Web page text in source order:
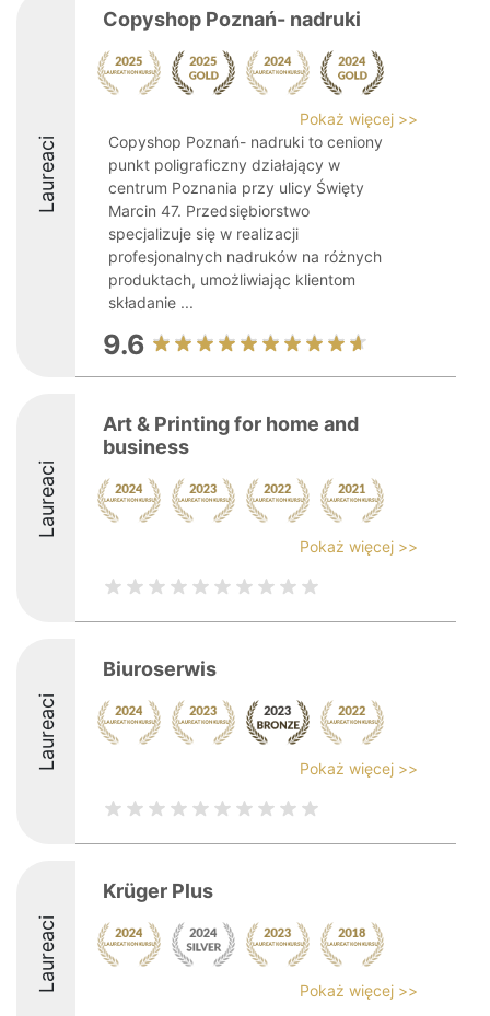
Laureaci
Copyshop Poznań- nadruki
Pokaż więcej >>
Copyshop Poznań- nadruki to ceniony
punkt poligraficzny działający w
centrum Poznania przy ulicy Święty
Marcin 47. Przedsiębiorstwo
specjalizuje się w realizacji
profesjonalnych nadruków na różnych
produktach, umożliwiając klientom
składanie ...
9.6
Laureaci
Art & Printing for home and
business
Pokaż więcej >>
Laureaci
Biuroserwis
Pokaż więcej >>
Laureaci
Krüger Plus
Pokaż więcej >>